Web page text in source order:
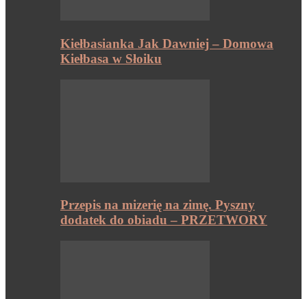
Kiełbasianka Jak Dawniej – Domowa
Kiełbasa w Słoiku
Przepis na mizerię na zimę. Pyszny
dodatek do obiadu – PRZETWORY